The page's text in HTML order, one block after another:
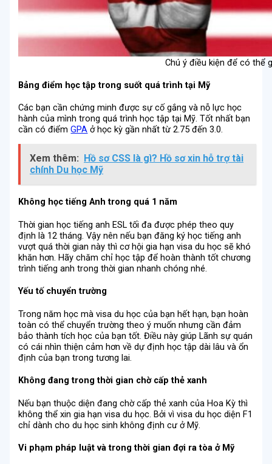
Chú ý điều kiện để có thể
Bảng điểm học tập trong suốt quá trình tại Mỹ
Các bạn cần chứng minh được sự cố gắng và nỗ lực học
hành của mình trong quá trình học tập tại Mỹ. Tốt nhất bạn
cần có điểmGPA ở học kỳ gần nhất từ 2.75 đến 3.0.
Xem thêm:
Hồ sơ CSS là gì? Hồ sơ xin hỗ trợ tài
chính Du học Mỹ
Không học tiếng Anh trong quá 1 năm
Thời gian học tiếng anh ESL tối đa được phép theo quy
định là 12 tháng. Vậy nên nếu bạn đăng ký học tiếng anh
vượt quá thời gian này thì cơ hội gia hạn visa du học sẽ khó
khăn hơn. Hãy chăm chỉ học tập để hoàn thành tốt chương
trình tiếng anh trong thời gian nhanh chóng nhé.
Yếu tố chuyển trường
Trong năm học mà visa du học của bạn hết hạn, bạn hoàn
toàn có thể chuyển trường theo ý muốn nhưng cần đảm
bảo thành tích học của bạn tốt. Điều này giúp Lãnh sự quán
có cái nhìn thiện cảm hơn về dự định học tập dài lâu và ổn
định của bạn trong tương lai.
Không đang trong thời gian chờ cấp thẻ xanh
Nếu bạn thuộc diện đang chờ cấp thẻ xanh của Hoa Kỳ thì
không thể xin gia hạn visa du học. Bởi vì visa du học diện F1
chỉ dành cho du học sinh không định cư ở Mỹ.
Vi phạm pháp luật và trong thời gian đợi ra tòa ở Mỹ